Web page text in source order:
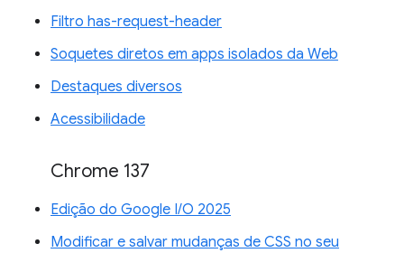
Filtro has-request-header
Soquetes diretos em apps isolados da Web
Destaques diversos
Acessibilidade
Chrome 137
Edição do Google I/O 2025
Modificar e salvar mudanças de CSS no seu